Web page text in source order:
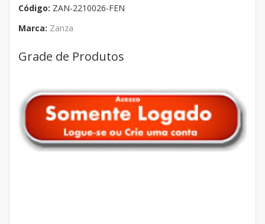
Código: ZAN-2210026-FEN
Marca: Zanza
Grade de Produtos